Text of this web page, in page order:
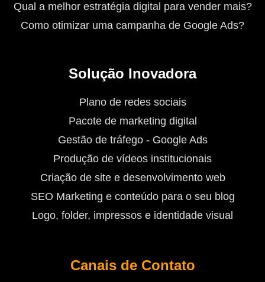
Qual a melhor estratégia digital para vender mais?
Como otimizar uma campanha de Google Ads?
Solução Inovadora
Plano de redes sociais
Pacote de marketing digital
Gestão de tráfego - Google Ads
Produção de vídeos institucionais
Criação de site e desenvolvimento web
SEO Marketing e conteúdo para o seu blog
Logo, folder, impressos e identidade visual
Canais de Contato